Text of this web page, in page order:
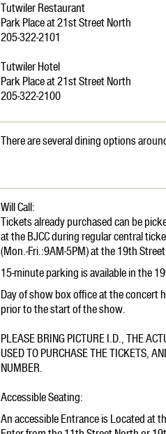
Tutwiler Restaurant
Park Place at 21st Street North
205-322-2101
Tutwiler Hotel
Park Place at 21st Street North
205-322-2100
There are several dining options
Will Call:
Tickets already purchased can be
at the BJCC during regular central
(Mon.-Fri.:9AM-5PM) at the 19th Street
15-minute parking is available in the
Day of show box office at the concert
prior to the start of the show.
PLEASE BRING PICTURE I.D., THE
USED TO PURCHASE THE TICKETS,
NUMBER.
Accessible Seating:
An accessible Entrance is Located at